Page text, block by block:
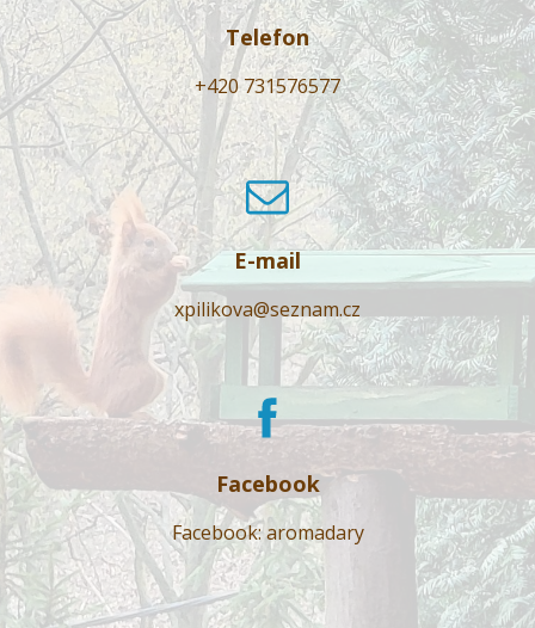
Telefon
+420 731576577
E-mail
xpilikova@seznam.cz
Facebook
Facebook: aromadary